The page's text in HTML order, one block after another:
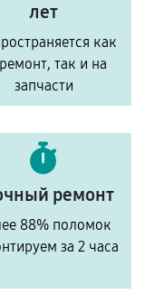
лет
как
так и на
запчасти
ремонт
88% поломок
за 2 часа